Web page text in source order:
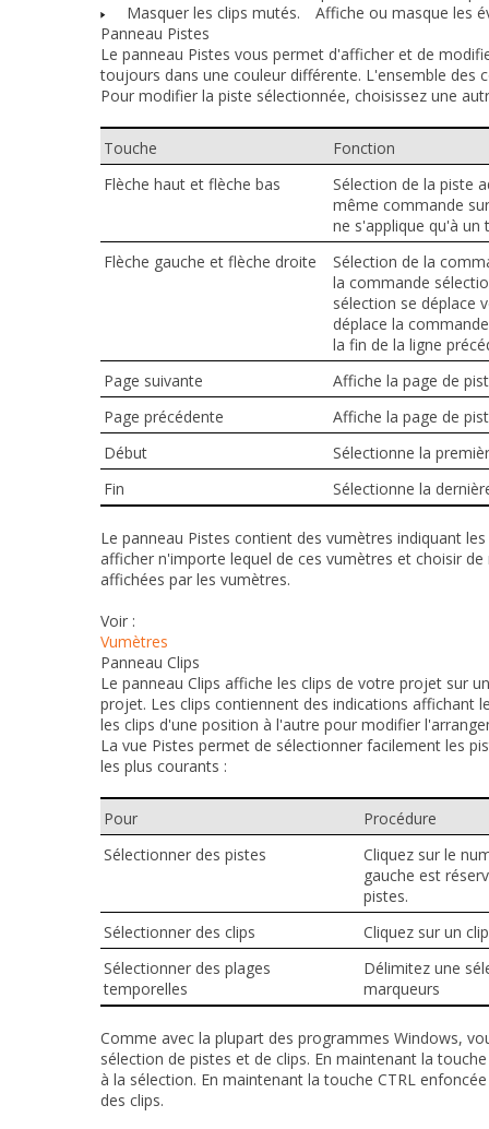
Masquer les clips mutés. Affiche ou masque les
Panneau Pistes
Le panneau Pistes vous permet d'afficher et de
toujours dans une couleur différente. L'ensemble
Pour modifier la piste sélectionnée, choisissez une
Touche
Fonction
Flèche haut et flèche bas
Sélection de la piste
même commande
ne s'applique qu'à un
Flèche gauche et flèche droite
Sélection de la
la commande
sélection se déplace
déplace la
la fin de la ligne
Page suivante
Affiche la page de
Page précédente
Affiche la page de
Début
Sélectionne la
Fin
Sélectionne la
Le panneau Pistes contient des vumètres indiquant
afficher n'importe lequel de ces vumètres et choisir
affichées par les vumètres.
Voir :
Vumètres
Panneau Clips
Le panneau Clips affiche les clips de votre projet sur
projet. Les clips contiennent des indications affichant
les clips d'une position à l'autre pour modifier
La vue Pistes permet de sélectionner facilement les
les plus courants :
Pour
Procédure
Sélectionner des pistes
Cliquez sur le
gauche est
pistes.
Sélectionner des clips
Cliquez sur un
Sélectionner des plages
temporelles
Délimitez une
marqueurs
Comme avec la plupart des programmes Windows,
sélection de pistes et de clips. En maintenant la
à la sélection. En maintenant la touche CTRL
des clips.